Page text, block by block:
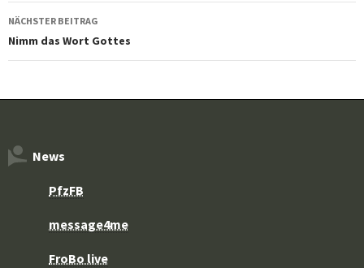
NÄCHSTER BEITRAG
Nimm das Wort Gottes
News
PfzFB
message4me
FroBo live